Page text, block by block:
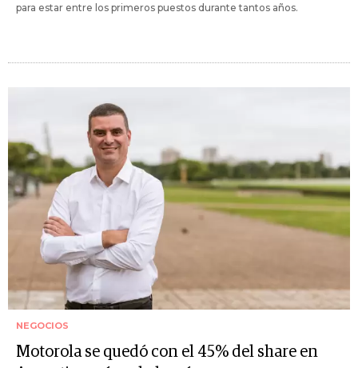
para estar entre los primeros puestos durante tantos años.
NEGOCIOS
Motorola se quedó con el 45% del share en